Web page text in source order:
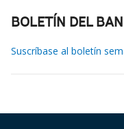
BOLETÍN DEL
Suscríbase al boletín